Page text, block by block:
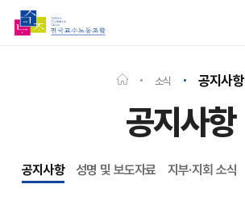
소식 공지사항
공지사항
공지사항 성명 및 보도자료 지부·지회 소식